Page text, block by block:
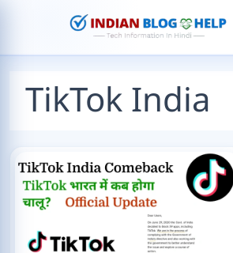
content
TikTok India